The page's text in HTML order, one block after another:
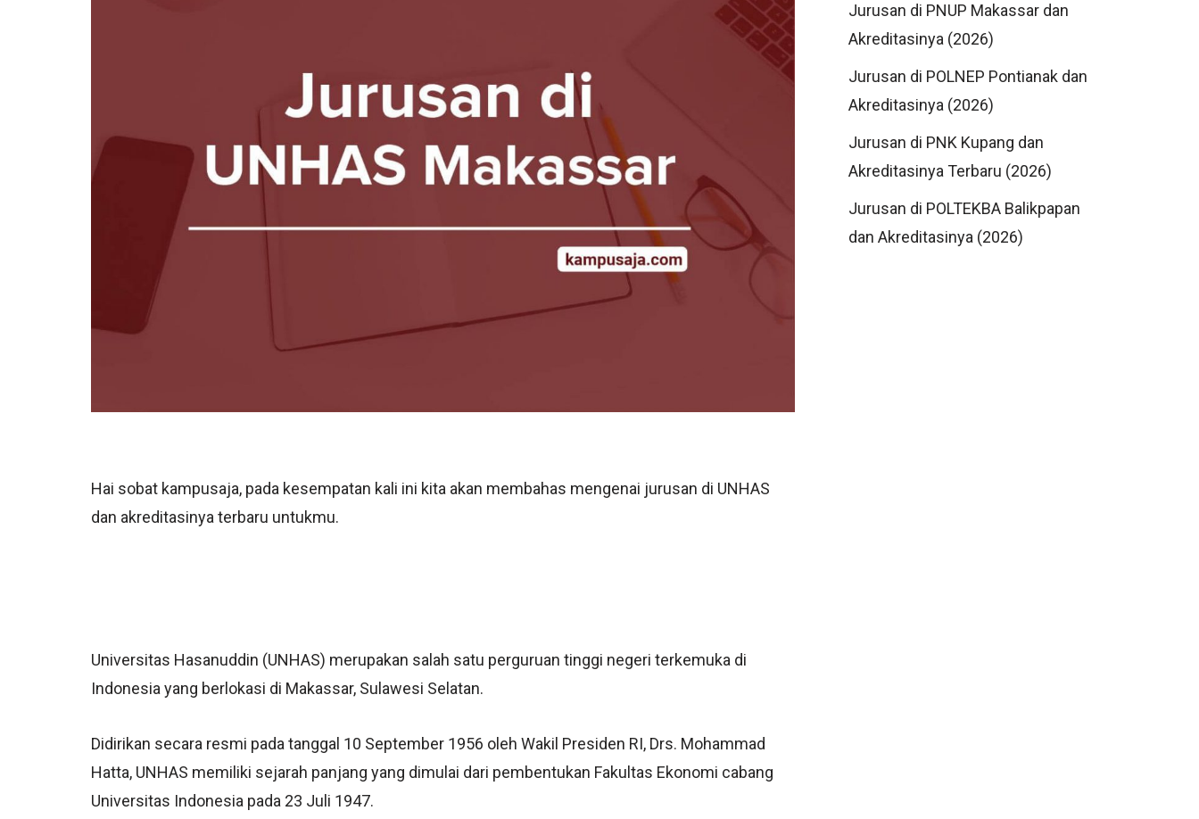
Hai sobat kampusaja, pada kesempatan kali ini kita akan membahas mengenai jurusan di UNHAS
dan akreditasinya terbaru untukmu.
Universitas Hasanuddin (UNHAS) merupakan salah satu perguruan tinggi negeri terkemuka di
Indonesia yang berlokasi di Makassar, Sulawesi Selatan.
Didirikan secara resmi pada tanggal 10 September 1956 oleh Wakil Presiden RI, Drs. Mohammad
Hatta, UNHAS memiliki sejarah panjang yang dimulai dari pembentukan Fakultas Ekonomi cabang
Universitas Indonesia pada 23 Juli 1947.
Jurusan di PNUP Makassar dan
Akreditasinya (2026)
Jurusan di POLNEP Pontianak dan
Akreditasinya (2026)
Jurusan di PNK Kupang dan
Akreditasinya Terbaru (2026)
Jurusan di POLTEKBA Balikpapan
dan Akreditasinya (2026)